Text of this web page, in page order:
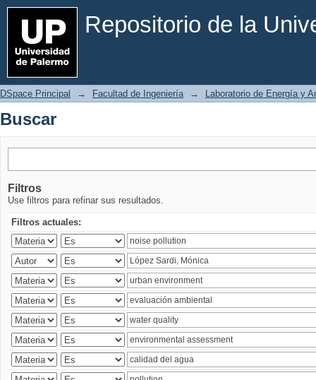
Repositorio de la
Buscar
DSpace Principal → Facultad de Ingeniería → Laboratorio de Energía y
Buscar
Filtros
Use filtros para refinar sus resultados.
Filtros actuales: